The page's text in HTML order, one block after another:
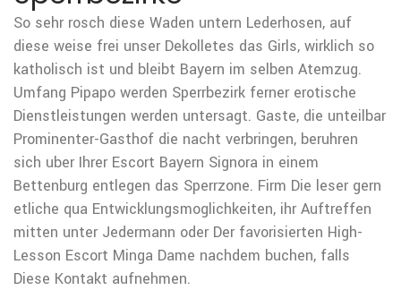
So sehr rosch diese Waden untern Lederhosen, auf
diese weise frei unser Dekolletes das Girls, wirklich so
katholisch ist und bleibt Bayern im selben Atemzug.
Umfang Pipapo werden Sperrbezirk ferner erotische
Dienstleistungen werden untersagt. Gaste, die unteilbar
Prominenter-Gasthof die nacht verbringen, beruhren
sich uber Ihrer Escort Bayern Signora in einem
Bettenburg entlegen das Sperrzone. Firm Die leser gern
etliche qua Entwicklungsmoglichkeiten, ihr Auftreffen
mitten unter Jedermann oder Der favorisierten High-
Lesson Escort Minga Dame nachdem buchen, falls
Diese Kontakt aufnehmen.